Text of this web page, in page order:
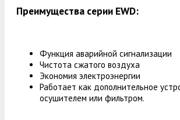
Преимущества серии EWD:
Функция аварийной сигнализации
Чистота сжатого воздуха
Экономия электроэнергии
Работает как дополнительное
осушителем или фильтром.